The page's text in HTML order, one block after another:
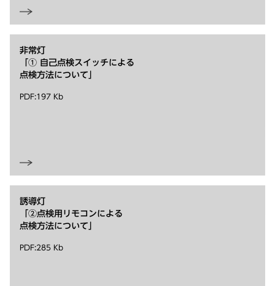
非常灯
「① 自己点検スイッチによる
点検方法について」
PDF:197 Kb
誘導灯
「②点検用リモコンによる
点検方法について」
PDF:285 Kb